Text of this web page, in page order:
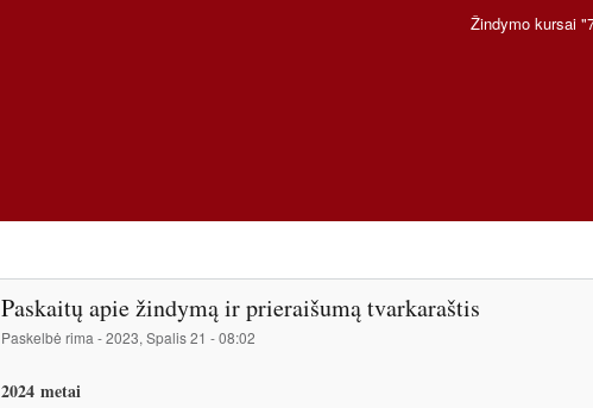
Žindymo kursai
Paskaitų apie žindymą ir prieraišumą tvarkaraštis
Paskelbė rima -2023, Spalis 21 - 08:02
2024 metai